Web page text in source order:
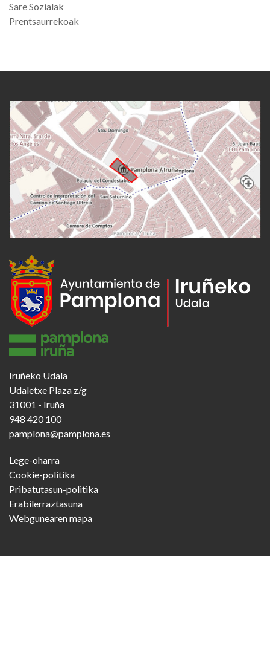
Sare Sozialak
Prentsaurrekoak
Iruñeko Udala
Udaletxe Plaza z/g
31001 - Iruña
948 420 100
pamplona@pamplona.es
Footer
menu
Lege-oharra
Cookie-politika
Pribatutasun-politika
Erabilerraztasuna
Webgunearen mapa